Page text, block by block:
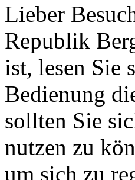
Lieber
Republik
ist, lesen Sie
Bedienung
sollten Sie
nutzen zu
um sich zu